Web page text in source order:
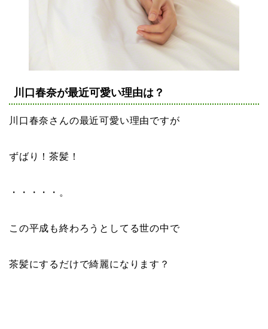
川口春奈が最近可愛い理由は？
川口春奈さんの最近可愛い理由ですが
ずばり！茶髪！
・・・・・。
この平成も終わろうとしてる世の中で
茶髪にするだけで綺麗になります？